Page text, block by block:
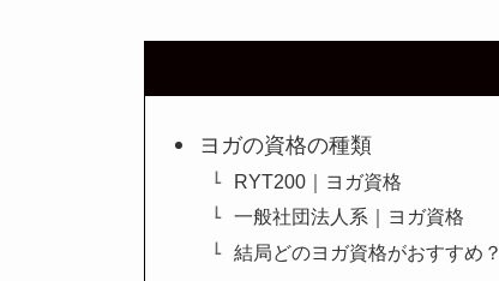
ヨガの資格の種類
RYT200｜ヨガ資格
一般社団法人系｜ヨガ資格
結局どのヨガ資格がおすすめ？